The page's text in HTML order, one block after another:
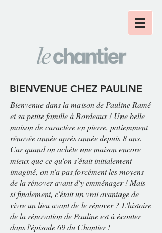
BIENVENUE CHEZ PAULINE
Bienvenue dans la maison de Pauline Ramé
et sa petite famille à Bordeaux ! Une belle
maison de caractère en pierre, patiemment
rénovée année après année depuis 8 ans.
Car quand on achète une maison encore
mieux que ce qu'on s'était initialement
imaginé, on n'a pas forcément les moyens
de la rénover avant d'y emménager ! Mais
si finalement, c'était un vrai avantage de
vivre un lieu avant de le rénover ? L'histoire
de la rénovation de Pauline est à écouter
dans l'épisode 69 du Chantier!